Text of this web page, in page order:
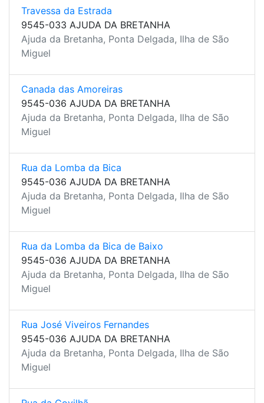
Travessa da Estrada
9545-033 AJUDA DA BRETANHA
Ajuda da Bretanha, Ponta Delgada, Ilha de São
Miguel
Canada das Amoreiras
9545-036 AJUDA DA BRETANHA
Ajuda da Bretanha, Ponta Delgada, Ilha de São
Miguel
Rua da Lomba da Bica
9545-036 AJUDA DA BRETANHA
Ajuda da Bretanha, Ponta Delgada, Ilha de São
Miguel
Rua da Lomba da Bica de Baixo
9545-036 AJUDA DA BRETANHA
Ajuda da Bretanha, Ponta Delgada, Ilha de São
Miguel
Rua José Viveiros Fernandes
9545-036 AJUDA DA BRETANHA
Ajuda da Bretanha, Ponta Delgada, Ilha de São
Miguel